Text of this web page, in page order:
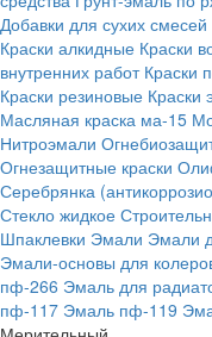
Добавки для сухих смесей
Краски алкидные Краски
внутренних работ Краски
Краски резиновые Краски
Масляная краска ма-15
Нитроэмали
Огнезащитные краски
Серебрянка
Стекло жидкое
Шпаклевки Эмали Эмали
Эмали-основы для
пф-266 Эмаль для
пф-117 Эмаль пф-119